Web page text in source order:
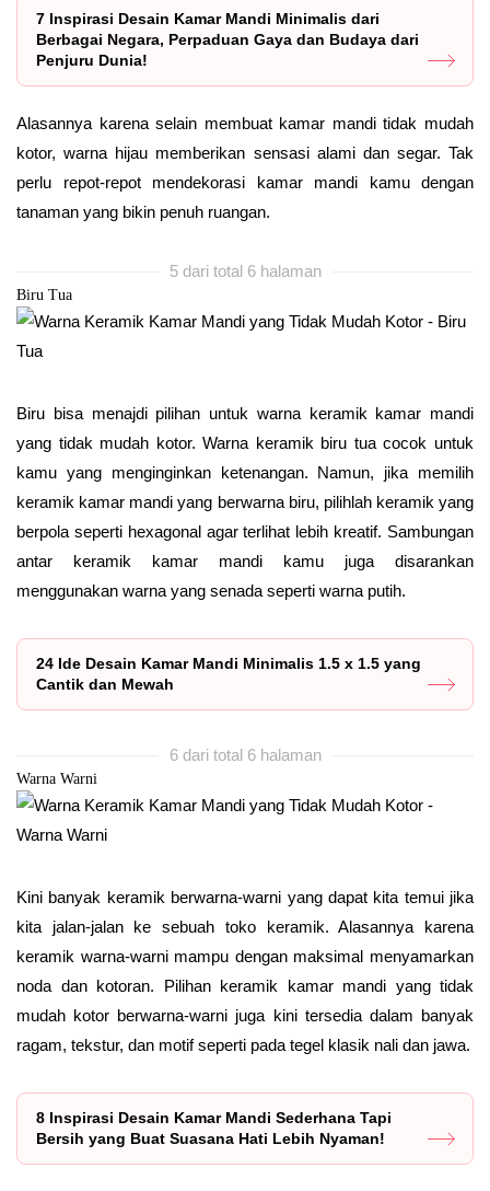
7 Inspirasi Desain Kamar Mandi Minimalis dari
Berbagai Negara, Perpaduan Gaya dan Budaya dari
Penjuru Dunia!
Alasannya karena selain membuat kamar mandi tidak mudah
kotor, warna hijau memberikan sensasi alami dan segar. Tak
perlu repot-repot mendekorasi kamar mandi kamu dengan
tanaman yang bikin penuh ruangan.
5 dari total 6 halaman
Biru Tua
Biru bisa menajdi pilihan untuk warna keramik kamar mandi
yang tidak mudah kotor. Warna keramik biru tua cocok untuk
kamu yang menginginkan ketenangan. Namun, jika memilih
keramik kamar mandi yang berwarna biru, pilihlah keramik yang
berpola seperti hexagonal agar terlihat lebih kreatif. Sambungan
antar keramik kamar mandi kamu juga disarankan
menggunakan warna yang senada seperti warna putih.
24 Ide Desain Kamar Mandi Minimalis 1.5 x 1.5 yang
Cantik dan Mewah
6 dari total 6 halaman
Warna Warni
Kini banyak keramik berwarna-warni yang dapat kita temui jika
kita jalan-jalan ke sebuah toko keramik. Alasannya karena
keramik warna-warni mampu dengan maksimal menyamarkan
noda dan kotoran. Pilihan keramik kamar mandi yang tidak
mudah kotor berwarna-warni juga kini tersedia dalam banyak
ragam, tekstur, dan motif seperti pada tegel klasik nali dan jawa.
8 Inspirasi Desain Kamar Mandi Sederhana Tapi
Bersih yang Buat Suasana Hati Lebih Nyaman!